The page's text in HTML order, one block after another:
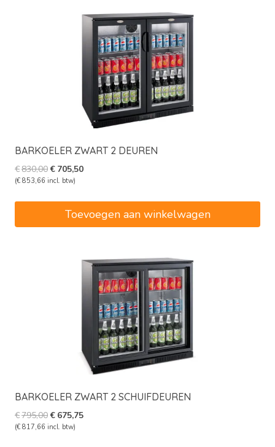
BARKOELER ZWART 2 DEUREN
€830,00Oorspronkelijke
prijs
€830,00.
€ 705,50Huidige
(€ 853,66 incl. btw)
Toevoegen aan winkelwagen
BARKOELER ZWART 2 SCHUIFDEUREN
€795,00Oorspronkelijke
prijs
€ 675,75Huidige
(€ 817,66 incl. btw)